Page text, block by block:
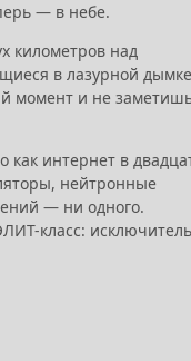
— в небе.
километров над
в лазурной
момент и не
как интернет в
нейтронные
— ни одного.
класс: